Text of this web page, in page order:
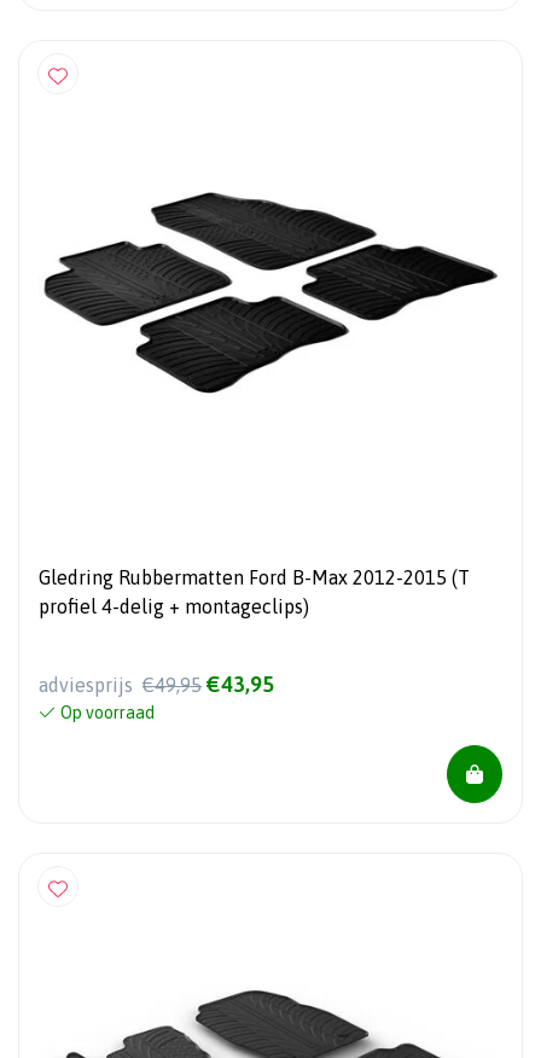
Gledring Rubbermatten Ford B-Max 2012-2015 (T
profiel 4-delig + montageclips)
adviesprijs €49,95 €43,95
Op voorraad